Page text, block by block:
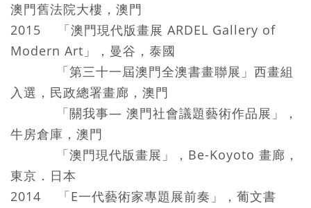
澳門舊法院大樓，澳門
2015 「澳門現代版畫展 ARDEL Gallery of
Modern Art」，曼谷，泰國
「第三十一屆澳門全澳書畫聯展」西畫組
入選，民政總署畫廊，澳門
「關我事— 澳門社會議題藝術作品展」，
牛房倉庫，澳門
「澳門現代版畫展」，Be-Koyoto 畫廊，
東京．日本
2014 「E一代藝術家專題展前奏」，葡文書